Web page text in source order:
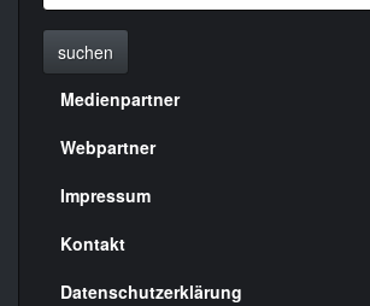
suchen
Menülinks
rechte
Seite
Medienpartner
Webpartner
Impressum
Kontakt
Datenschutzerklärung